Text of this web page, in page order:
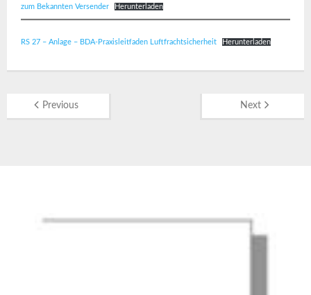
zum Bekannten Versender
Herunterladen
RS 27 – Anlage – BDA-Praxisleitfaden Luftfrachtsicherheit Herunterladen
Previous Next